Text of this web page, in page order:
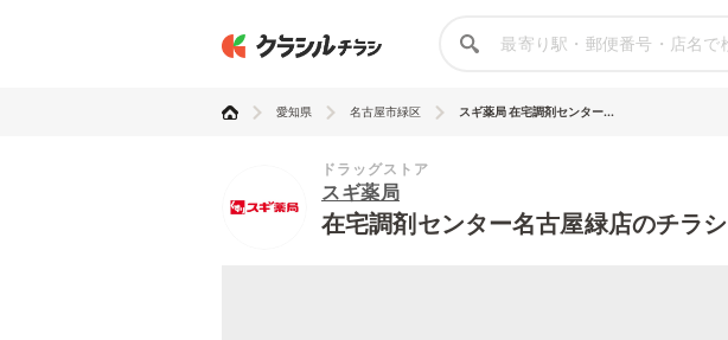
愛知県 名古屋市緑区 スギ薬局 在宅調剤センター...
ドラッグストア
スギ薬局
在宅調剤センター名古屋緑店のチラシ